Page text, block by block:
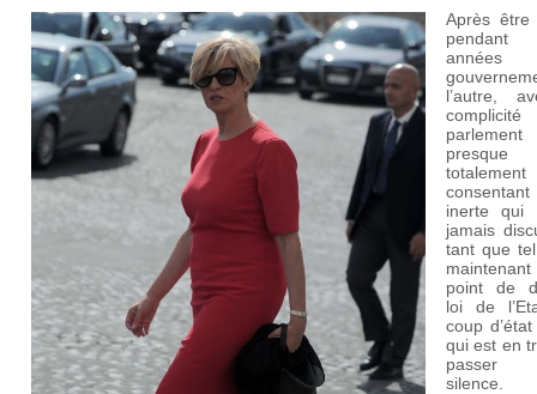
Après être
années
l’autre,
parlement
presque
totalement
inerte qui
jamais
tant que
point de
loi de
coup
qui est en
passer
silence.